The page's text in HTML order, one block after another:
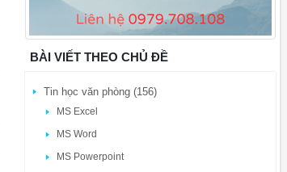
BÀI VIẾT THEO CHỦ ĐỀ
Tin học văn phòng (156)
MS Excel
MS Word
MS Powerpoint